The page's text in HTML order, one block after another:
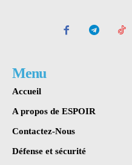
Menu
Accueil
A propos de ESPOIR
Contactez-Nous
Défense et sécurité